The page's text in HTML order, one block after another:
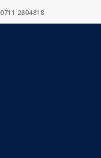
0711 2804818